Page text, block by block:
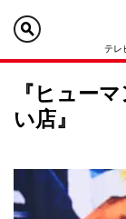
テレ
『ヒュー
い店』